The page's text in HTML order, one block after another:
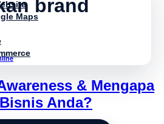
Mapsbrand
& Mengapa
Anda?